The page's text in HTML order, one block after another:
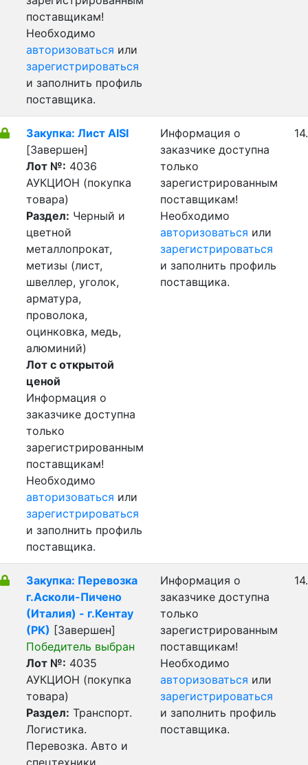
поставщикам!
Необходимо
авторизоваться или
зарегистрироваться
и заполнить профиль
поставщика.
Закупка: Лист AISI
[Завершен]
Лот №: 4036
АУКЦИОН (покупка
товара)
Раздел: Черный и
цветной
металлопрокат,
метизы (лист,
швеллер, уголок,
арматура,
проволока,
оцинковка, медь,
алюминий)
Лот с открытой
ценой
Информация о
заказчике доступна
только
зарегистрированным
поставщикам!
Необходимо
авторизоваться или
зарегистрироваться
и заполнить профиль
поставщика.
Информация о
заказчике доступна
только
зарегистрированным
поставщикам!
Необходимо
авторизоваться или
зарегистрироваться
и заполнить профиль
поставщика.
Закупка: Перевозка
г.Асколи-Пичено
(Италия) - г.Кентау
(РК) [Завершен]
Победитель выбран
Лот №: 4035
АУКЦИОН (покупка
товара)
Раздел: Транспорт.
Логистика.
Перевозка. Авто и
спецтехники
Информация о
заказчике доступна
только
зарегистрированным
поставщикам!
Необходимо
авторизоваться или
зарегистрироваться
и заполнить профиль
поставщика.